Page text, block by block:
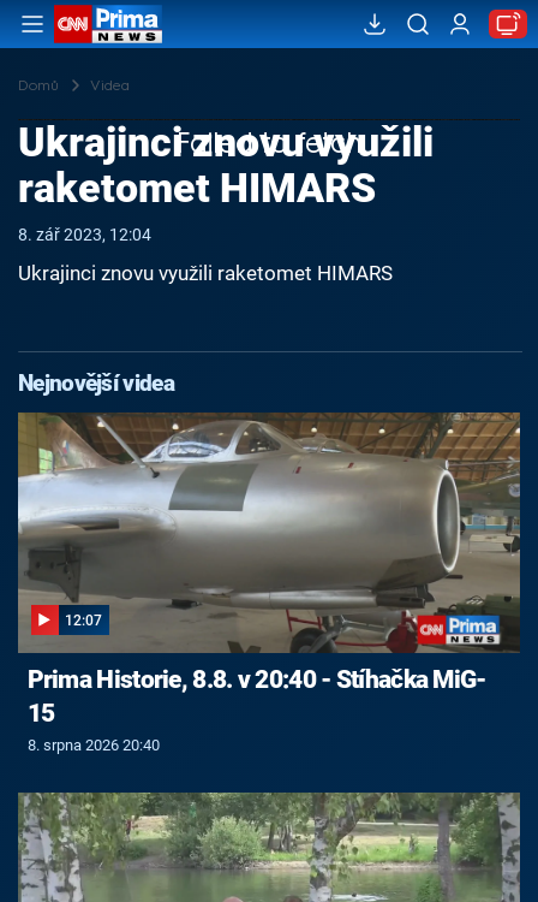
Domů Videa
Failed to fetch
Ukrajinci znovu využili
raketomet HIMARS
8. zář 2023, 12:04
Ukrajinci znovu využili raketomet HIMARS
Nejnovější videa
12:07
Prima Historie, 8.8. v 20:40 - Stíhačka MiG-
15
8. srpna 2026 20:40